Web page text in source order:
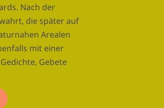
Nach der
die später auf
Arealen
mit einer
Gebete